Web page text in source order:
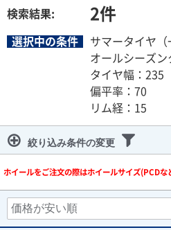
検索結果: 2件
選択中の条件
サマータイヤ（
オールシーズン
タイヤ幅：235
偏平率：70
リム経：15
絞り込み条件の変更
ホイールをご注文の際はホイールサイズ(PCDな